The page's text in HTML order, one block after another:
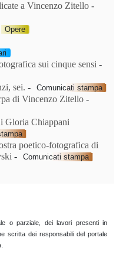
a Vincenzo Zitello -
Opere
sui cinque sensi -
sei. - Comunicati stampa
di Vincenzo Zitello -
Gloria Chiappani
poetico-fotografica di
- Comunicati stampa
o parziale, dei lavori presenti in
scritta dei responsabili del portale